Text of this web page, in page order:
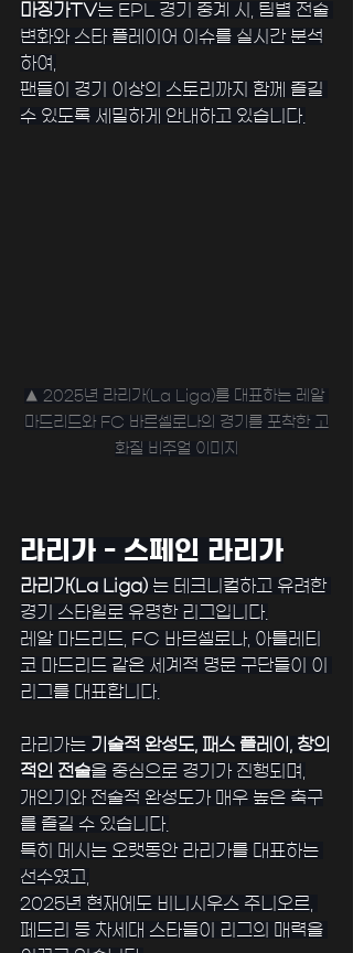
﻿마징가TV는 EPL 경기 중계 시, 팀별 전술
변화와 스타 플레이어 이슈를 실시간 분석
하여,
팬들이 경기 이상의 스토리까지 함께 즐길
수 있도록 세밀하게 안내하고 있습니다.
▲ 2025년 라리가(La Liga)를 대표하는 레알
마드리드와 FC 바르셀로나의 경기를 포착한 고
화질 비주얼 이미지
﻿라리가 - 스페인 라리가
라리가(La Liga) 는 테크니컬하고 유려한
경기 스타일로 유명한 리그입니다.
레알 마드리드, FC 바르셀로나, 아틀레티
코 마드리드 같은 세계적 명문 구단들이 이
리그를 대표합니다.
﻿라리가는 기술적 완성도, 패스 플레이, 창의
적인 전술을 중심으로 경기가 진행되며,
개인기와 전술적 완성도가 매우 높은 축구
를 즐길 수 있습니다.
특히 메시는 오랫동안 라리가를 대표하는
선수였고,
﻿2025년 현재에도 비니시우스 주니오르,
페드리 등 차세대 스타들이 리그의 매력을